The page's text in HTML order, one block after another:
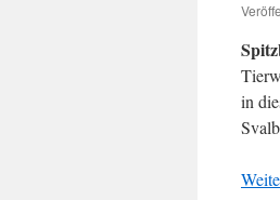
in